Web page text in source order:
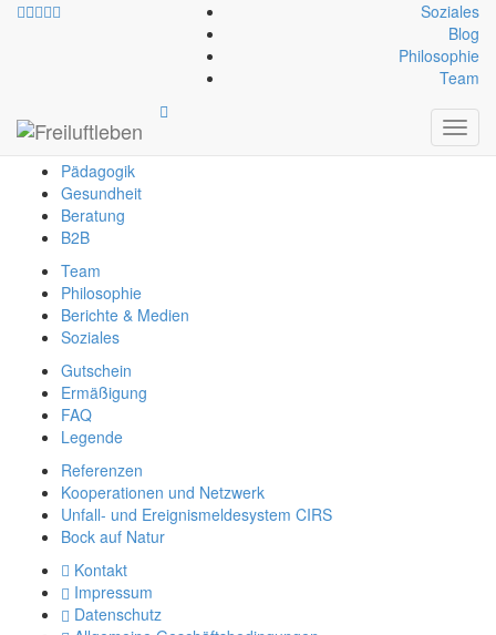
Soziales
Blog
Philosophie
Team
info@freiluftleben.at +43 664 64 664 23
Freiluftleben
Pädagogik
Gesundheit
Beratung
B2B
Team
Philosophie
Berichte & Medien
Soziales
Gutschein
Ermäßigung
FAQ
Legende
Referenzen
Kooperationen und Netzwerk
Unfall- und Ereignismeldesystem CIRS
Bock auf Natur
Kontakt
Impressum
Datenschutz